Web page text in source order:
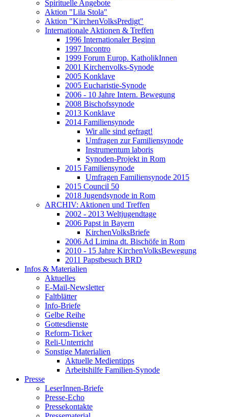
Spirituelle Angebote
Aktion "Lila Stola"
Aktion "KirchenVolksPredigt"
Internationale Aktionen & Treffen
1996 Internationaler Beginn
1997 Incontro
1999 Forum Europ. KatholikInnen
2001 Kirchenvolks-Synode
2005 Konklave
2005 Eucharistie-Synode
2006 - 10 Jahre Intern. Bewegung
2008 Bischofssynode
2013 Konklave
2014 Familiensynode
Wir alle sind gefragt!
Umfragen zur Familiensynode
Instrumentum laboris
Synoden-Projekt in Rom
2015 Familiensynode
Umfragen Familiensynode 2015
2015 Council 50
2018 Jugendsynode in Rom
ARCHIV: Aktionen und Treffen
2002 - 2013 Weltjugendtage
2006 Papst in Bayern
KirchenVolksBriefe
2006 Ad Limina dt. Bischöfe in Rom
2010 - 15 Jahre KirchenVolksBewegung
2011 Papstbesuch BRD
Infos & Materialien
Aktuelles
E-Mail-Newsletter
Faltblätter
Info-Briefe
Gelbe Reihe
Gottesdienste
Reform-Ticker
Reli-Unterricht
Sonstige Materialien
Aktuelle Medientipps
Arbeitshilfe Familien-Synode
Presse
LeserInnen-Briefe
Presse-Echo
Pressekontakte